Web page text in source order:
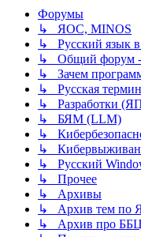
Форумы
↳ ЯОС, MINOS
↳ Русский язык
↳ Общий форум
↳ Зачем
↳ Русская
↳ Разработки
↳ БЯМ (LLM)
↳
↳
↳ Русский
↳ Прочее
↳ Архивы
↳ Архив тем по
↳ Архив про